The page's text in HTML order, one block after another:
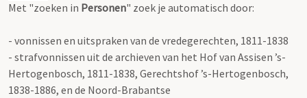
Met "zoeken in Personen" zoek je automatisch door:
- vonnissen en uitspraken van de vredegerechten, 1811-1838
- strafvonnissen uit de archieven van het Hof van Assisen ’s-
Hertogenbosch, 1811-1838, Gerechtshof ’s-Hertogenbosch,
1838-1886, en de Noord-Brabantse